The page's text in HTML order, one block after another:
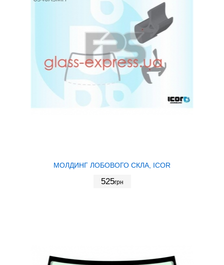
МОЛДИНГ ЛОБОВОГО СКЛА, ICOR
525грн